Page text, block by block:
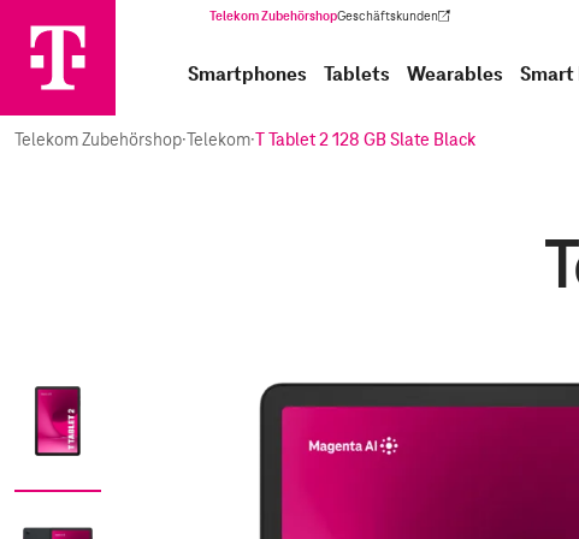
Telekom ZubehörshopGeschäftskunden
(Wird in einem neuen Tab geöffnet)
Smartphones Tablets Wearables Smart
Telekom Zubehörshop·Telekom·T Tablet 2 128 GB Slate Black